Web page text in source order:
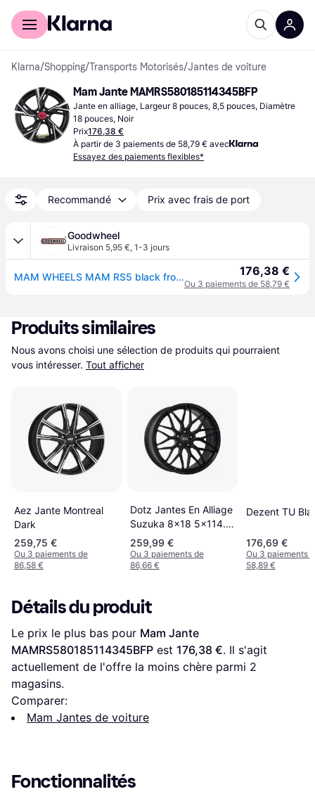
Acheter avec Klarna
Klarna/Shopping/Transports Motorisés/Jantes de voiture
Mam Jante MAMRS580185114345BFP
Jante en alliage, Largeur 8 pouces, 8,5 pouces, Diamètre
18 pouces, Noir
Prix176,38 €
À partir de 3 paiements de 58,79 € avec
Essayez des paiements flexibles*
Recommandé Prix avec frais de port
Goodwheel
Livraison 5,95 €, 1-3 jours
MAM WHEELS MAM RS5 black front polished 8.0Jx18 5x114.3 ET45 176,38 €
Ou 3 paiements de 58,79 €
Produits similaires
Nous avons choisi une sélection de produits qui pourraient
vous intéresser. Tout afficher
Aez Jante Montreal
Dark
259,75 €
Ou 3 paiements de
86,58 €
Dotz Jantes En Alliage
Suzuka 8x18 5x114.3
ET48 Black
259,99 €
Ou 3 paiements de
86,66 €
Dezent TU
176,69 €
Ou 3 paiements
58,89 €
Détails du produit
Le prix le plus bas pour Mam Jante
MAMRS580185114345BFP est 176,38 €. Il s'agit
actuellement de l'offre la moins chère parmi 2
magasins.
Comparer:
Mam Jantes de voiture
Fonctionnalités